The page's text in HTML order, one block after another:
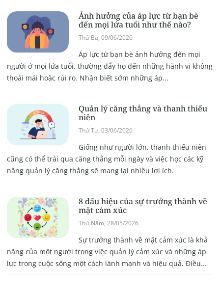
Ảnh hưởng của áp lực từ bạn bè
đến mọi lứa tuổi như thế nào?
Thứ Ba, 09/06/2026
Áp lực từ bạn bè ảnh hưởng đến mọi
người ở mọi lứa tuổi, thường đẩy họ đến những hành vi không
thoải mái hoặc rủi ro. Nhận biết sớm những áp...
Quản lý căng thẳng và thanh thiếu
niên
Thứ Tư, 03/06/2026
Giống như người lớn, thanh thiếu niên
cũng có thể trải qua căng thẳng mỗi ngày và việc học các kỹ
năng quản lý căng thẳng sẽ mang lại nhiều lợi ích.
8 dấu hiệu của sự trưởng thành về
mặt cảm xúc
Thứ Năm, 28/05/2026
Sự trưởng thành về mặt cảm xúc là khả
năng của một người trong việc quản lý cảm xúc và những áp
lực trong cuộc sống một cách lành mạnh và hiệu quả. Điều...